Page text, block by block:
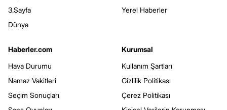
3.Sayfa
Dünya
Yerel Haberler
Haberler.com
Hava Durumu
Namaz Vakitleri
Seçim Sonuçları
Kurumsal
Kullanım Şartları
Gizlilik Politikası
Çerez Politikası